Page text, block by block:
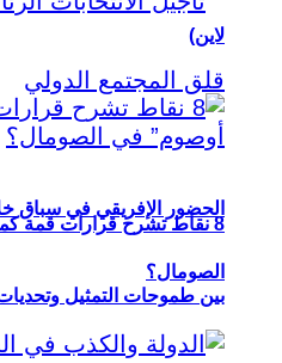
الحضور الإفريقي في سباق
بين طموحات التمثيل
لاين)
8 نقاط تشرح قرارات قمة
الصومال؟